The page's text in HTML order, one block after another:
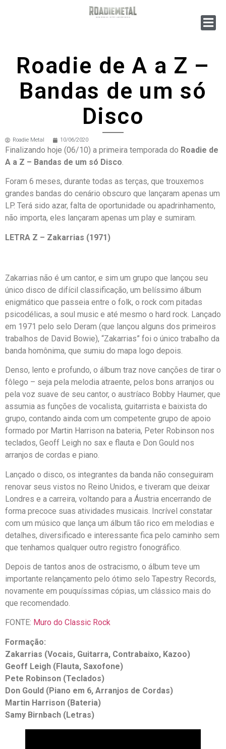
Roadie de A a Z –
Bandas de um só
Disco
Roadie Metal 10/06/2020
Finalizando hoje (06/10) a primeira temporada do Roadie de
A a Z – Bandas de um só Disco.
Foram 6 meses, durante todas as terças, que trouxemos
grandes bandas do cenário obscuro que lançaram apenas um
LP. Terá sido azar, falta de oportunidade ou apadrinhamento,
não importa, eles lançaram apenas um play e sumiram.
LETRA Z – Zakarrias (1971)
Zakarrias não é um cantor, e sim um grupo que lançou seu
único disco de difícil classificação, um belíssimo álbum
enigmático que passeia entre o folk, o rock com pitadas
psicodélicas, a soul music e até mesmo o hard rock. Lançado
em 1971 pelo selo Deram (que lançou alguns dos primeiros
trabalhos de David Bowie), “Zakarrias” foi o único trabalho da
banda homônima, que sumiu do mapa logo depois.
Denso, lento e profundo, o álbum traz nove canções de tirar o
fôlego – seja pela melodia atraente, pelos bons arranjos ou
pela voz suave de seu cantor, o austríaco Bobby Haumer, que
assumia as funções de vocalista, guitarrista e baixista do
grupo, contando ainda com um competente grupo de apoio
formado por Martin Harrison na bateria, Peter Robinson nos
teclados, Geoff Leigh no sax e flauta e Don Gould nos
arranjos de cordas e piano.
Lançado o disco, os integrantes da banda não conseguiram
renovar seus vistos no Reino Unidos, e tiveram que deixar
Londres e a carreira, voltando para a Áustria encerrando de
forma precoce suas atividades musicais. Incrível constatar
com um músico que lança um álbum tão rico em melodias e
detalhes, diversificado e interessante fica pelo caminho sem
que tenhamos qualquer outro registro fonográfico.
Depois de tantos anos de ostracismo, o álbum teve um
importante relançamento pelo ótimo selo Tapestry Records,
novamente em pouquíssimas cópias, um clássico mais do
que recomendado.
FONTE: Muro do Classic Rock
Formação:
Zakarrias (Vocais, Guitarra, Contrabaixo, Kazoo)
Geoff Leigh (Flauta, Saxofone)
Pete Robinson (Teclados)
Don Gould (Piano em 6, Arranjos de Cordas)
Martin Harrison (Bateria)
Samy Birnbach (Letras)